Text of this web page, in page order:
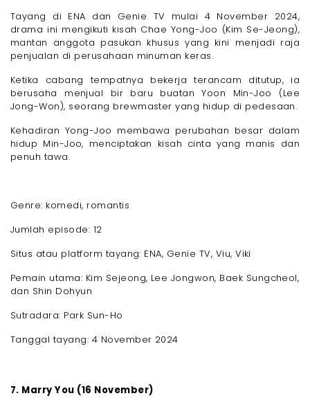
Tayang di ENA dan Genie TV mulai 4 November 2024,
drama ini mengikuti kisah Chae Yong-Joo (Kim Se-Jeong),
mantan anggota pasukan khusus yang kini menjadi raja
penjualan di perusahaan minuman keras.
Ketika cabang tempatnya bekerja terancam ditutup, ia
berusaha menjual bir baru buatan Yoon Min-Joo (Lee
Jong-Won), seorang brewmaster yang hidup di pedesaan.
Kehadiran Yong-Joo membawa perubahan besar dalam
hidup Min-Joo, menciptakan kisah cinta yang manis dan
penuh tawa.
Genre: komedi, romantis
Jumlah episode: 12
Situs atau platform tayang: ENA, Genie TV, Viu, Viki
Pemain utama: Kim Sejeong, Lee Jongwon, Baek Sungcheol,
dan Shin Dohyun
Sutradara: Park Sun-Ho
Tanggal tayang: 4 November 2024
7. Marry You (16 November)